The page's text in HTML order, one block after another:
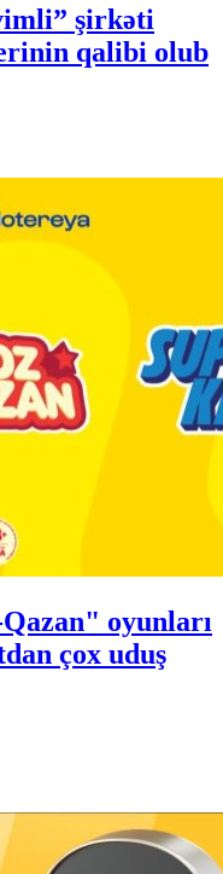
şirkəti
qalibi olub
oyunları
çox uduş